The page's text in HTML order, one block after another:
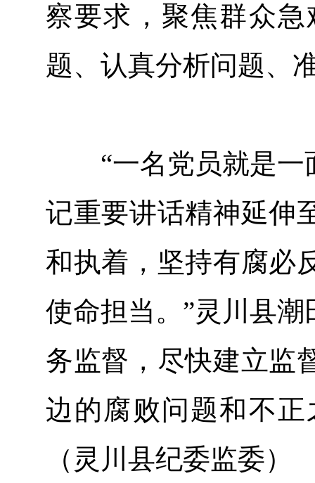
察要求，聚焦群众
题、认真分析问题、
“一名党员就是一
记重要讲话精神延伸
和执着，坚持有腐必
使命担当。”灵川县
务监督，尽快建立监
边的腐败问题和不
（灵川县纪委监委）